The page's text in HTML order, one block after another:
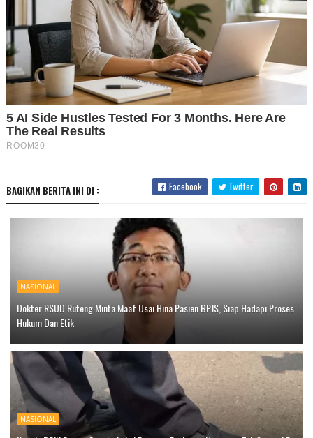
BAGIKAN BERITA INI DI : Facebook Twitter
NASIONAL
Dokter RSUD Ruteng Minta Maaf Usai Hina Pasien BPJS, Siap Hadapi Proses
Hukum Dan Etik
NASIONAL